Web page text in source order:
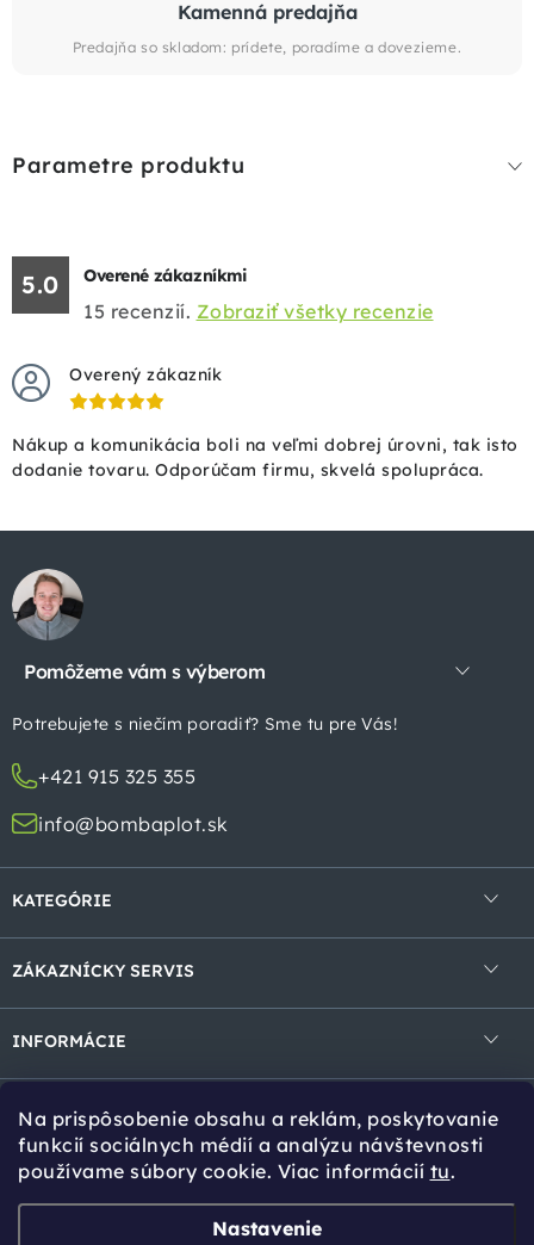
Na prispôsobenie obsahu a reklám, poskytovanie
funkcií sociálnych médií a analýzu návštevnosti
používame súbory cookie. Viac informácií tu.
Nastavenie
Kamenná predajňa
Predajňa so skladom: prídete, poradíme a dovezieme.
Parametre produktu
5.0 Overené zákazníkmi
15 recenzií. Zobraziť všetky recenzie
Overený zákazník
Nákup a komunikácia boli na veľmi dobrej úrovni, tak isto
dodanie tovaru. Odporúčam firmu, skvelá spolupráca.
á
Pomôžeme vám s výberom
Potrebujete s niečím poradiť? Sme tu pre Vás!
+421 915 325 355
info@bombaplot.sk
KATEGÓRIE
Zvárané panely
Gabióny
Tieniace prvky
Bránky a brány
ZÁKAZNÍCKY SERVIS
Reklamácie a vrátenie
INFORMÁCIE
Cookies
Návody na montáž
Tipy pro Vás
Online kalkulácia